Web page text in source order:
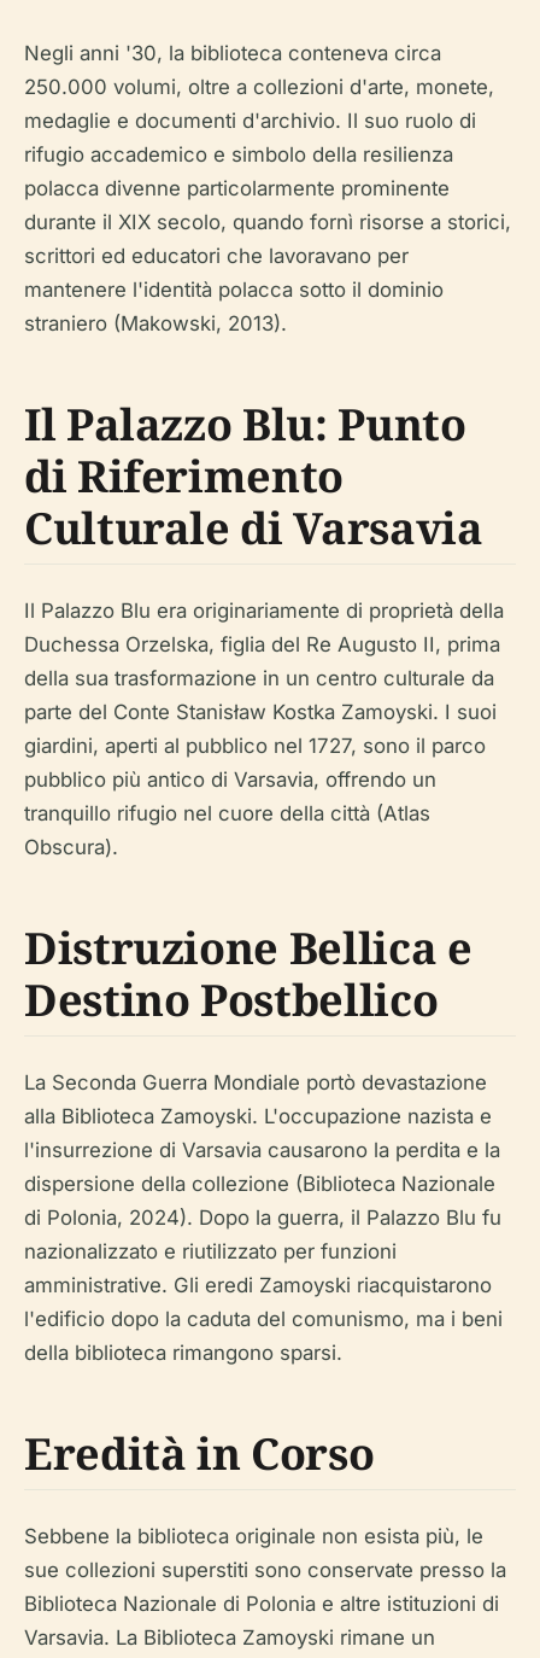
Negli anni '30, la biblioteca conteneva circa
250.000 volumi, oltre a collezioni d'arte, monete,
medaglie e documenti d'archivio. Il suo ruolo di
rifugio accademico e simbolo della resilienza
polacca divenne particolarmente prominente
durante il XIX secolo, quando fornì risorse a storici,
scrittori ed educatori che lavoravano per
mantenere l'identità polacca sotto il dominio
straniero (Makowski, 2013).
Il Palazzo Blu: Punto
di Riferimento
Culturale di Varsavia
Il Palazzo Blu era originariamente di proprietà della
Duchessa Orzelska, figlia del Re Augusto II, prima
della sua trasformazione in un centro culturale da
parte del Conte Stanisław Kostka Zamoyski. I suoi
giardini, aperti al pubblico nel 1727, sono il parco
pubblico più antico di Varsavia, offrendo un
tranquillo rifugio nel cuore della città (Atlas
Obscura).
Distruzione Bellica e
Destino Postbellico
La Seconda Guerra Mondiale portò devastazione
alla Biblioteca Zamoyski. L'occupazione nazista e
l'insurrezione di Varsavia causarono la perdita e la
dispersione della collezione (Biblioteca Nazionale
di Polonia, 2024). Dopo la guerra, il Palazzo Blu fu
nazionalizzato e riutilizzato per funzioni
amministrative. Gli eredi Zamoyski riacquistarono
l'edificio dopo la caduta del comunismo, ma i beni
della biblioteca rimangono sparsi.
Eredità in Corso
Sebbene la biblioteca originale non esista più, le
sue collezioni superstiti sono conservate presso la
Biblioteca Nazionale di Polonia e altre istituzioni di
Varsavia. La Biblioteca Zamoyski rimane un